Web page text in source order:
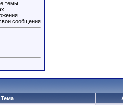
темы
сообщения
Тема